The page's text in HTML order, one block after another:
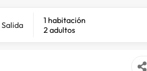
Salida
1 habitación
2 adultos